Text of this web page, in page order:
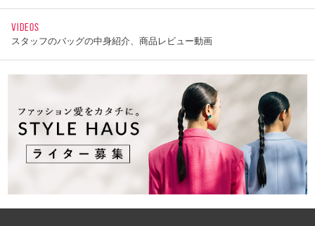
VIDEOS
スタッフのバッグの中身紹介、商品レビュー動画